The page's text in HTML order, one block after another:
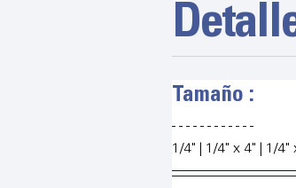
Tamaño :
1/4" | 1/4" x 4" | 1/4"